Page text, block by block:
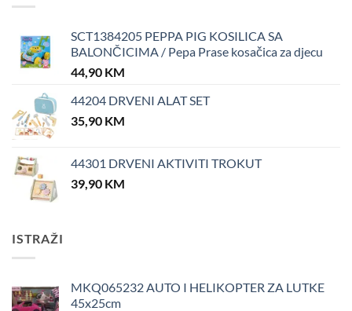
SCT1384205 PEPPA PIG KOSILICA SA
BALONČICIMA / Pepa Prase kosačica za djecu
44,90 KM
44204 DRVENI ALAT SET
35,90 KM
44301 DRVENI AKTIVITI TROKUT
39,90 KM
ISTRAŽI
MKQ065232 AUTO I HELIKOPTER ZA LUTKE
45x25cm